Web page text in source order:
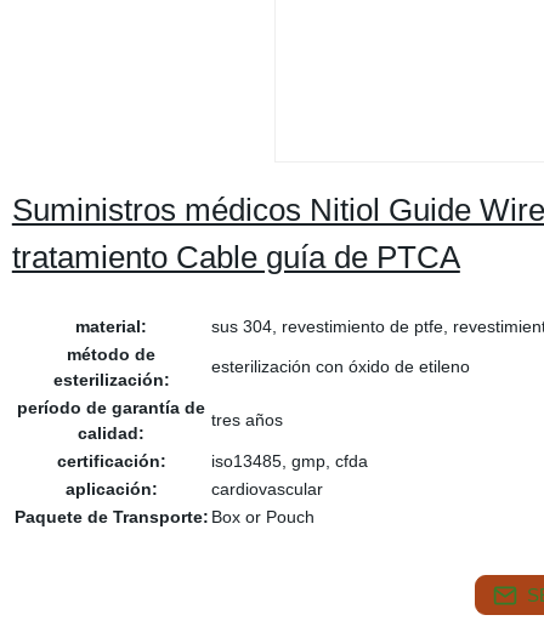
Suministros médicos Nitiol Guide
tratamiento Cable guía de PTCA
material:
sus 304, revestimiento de ptfe,
método de
esterilización:
esterilización con óxido de etileno
período de garantía de
calidad:
tres años
certificación:
iso13485, gmp, cfda
aplicación:
cardiovascular
Paquete de Transporte: Box or Pouch